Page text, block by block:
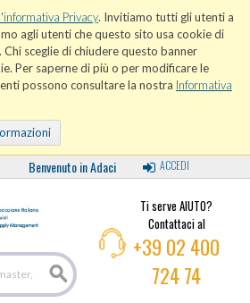
l'informativa Privacy. Invitiamo tutti gli utenti a
agli utenti che questo sito usa cookie di
sceglie di chiudere questo banner
Per saperne di più o per modificare le
possono consultare la nostra Informativa
Benvenuto in Adaci ACCEDI
Ti serve AIUTO?
Contattaci al
+39 02 400
724 74